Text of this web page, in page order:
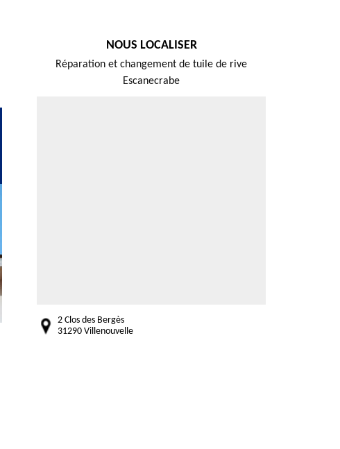
NOUS LOCALISER
Réparation et changement de tuile de rive
Escanecrabe
2 Clos des Bergès
31290 Villenouvelle